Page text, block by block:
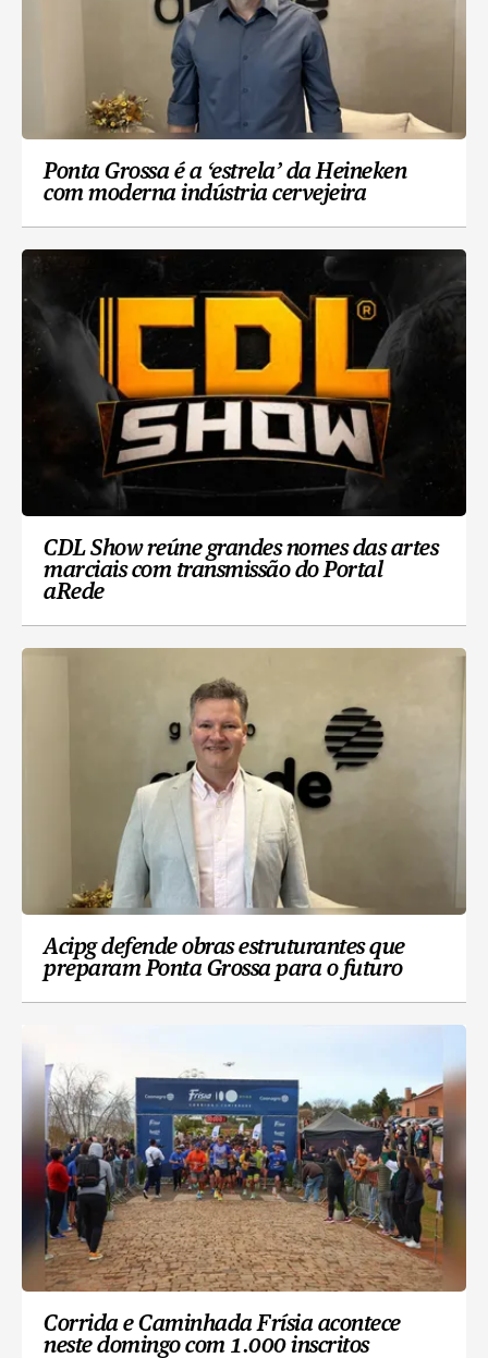
Ponta Grossa é a ‘estrela’ da Heineken
com moderna indústria cervejeira
CDL Show reúne grandes nomes das artes
marciais com transmissão do Portal
aRede
Acipg defende obras estruturantes que
preparam Ponta Grossa para o futuro
Corrida e Caminhada Frísia acontece
neste domingo com 1.000 inscritos